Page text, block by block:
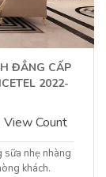
ĐẲNG CẤP
2022-
Count
nhẹ nhàng
khách.